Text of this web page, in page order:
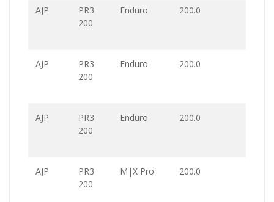
AJP
PR3
200
Enduro 200.0
AJP
PR3
200
Enduro 200.0
AJP
PR3
200
Enduro 200.0
AJP
PR3
200
M|X Pro 200.0